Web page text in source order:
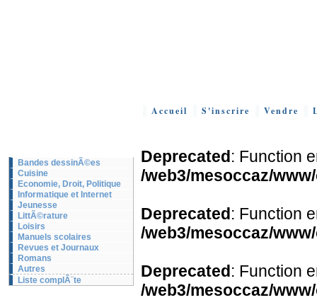
Accueil S'inscrire Vendre
Bandes dessinÃ©es
Cuisine
Economie, Droit, Politique
Informatique et Internet
Jeunesse
LittÃ©rature
Loisirs
Manuels scolaires
Revues et Journaux
Romans
Autres
Liste complÃ¨te
Deprecated: Function
/web3/mesoccaz/
Deprecated: Function
/web3/mesoccaz/
Deprecated: Function
/web3/mesoccaz/